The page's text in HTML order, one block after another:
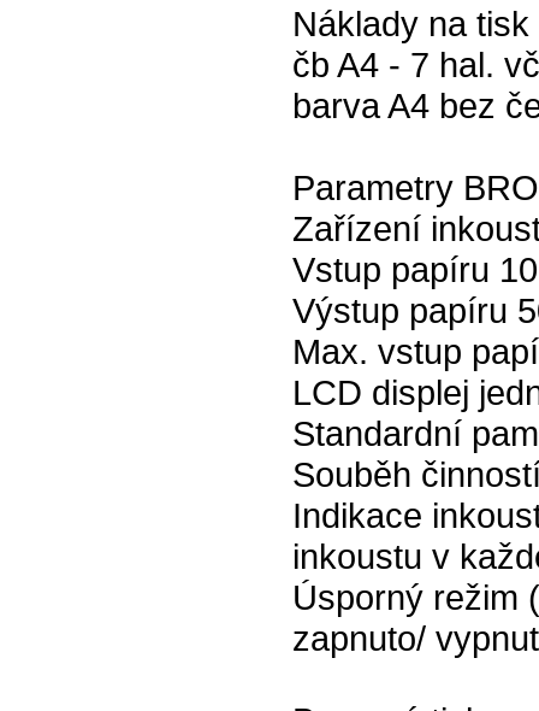
Náklady na
čb A4 - 7 hal.
barva A4 bez
Parametry
Zařízení
Vstup papíru
Výstup papíru
Max. vstup
LCD displej
Standardní
Souběh
Indikace
inkoustu v
Úsporný režim
zapnuto/